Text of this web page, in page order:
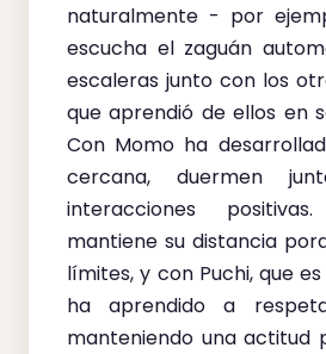
naturalmente - por
escucha el zaguán
escaleras junto con los
que aprendió de ellos en
Con Momo ha
cercana, duermen
interacciones
mantiene su distancia
límites, y con Puchi, que
ha aprendido a
manteniendo una actitud